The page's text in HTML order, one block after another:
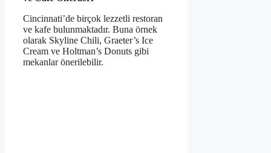
Cincinnati’de birçok lezzetli restoran
ve kafe bulunmaktadır. Buna örnek
olarak Skyline Chili, Graeter’s Ice
Cream ve Holtman’s Donuts gibi
mekanlar önerilebilir.